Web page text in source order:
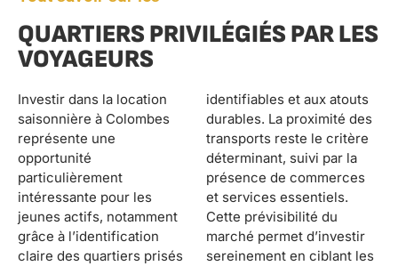
QUARTIERS PRIVILÉGIÉS PAR LES
VOYAGEURS
Investir dans la location
saisonnière à Colombes
représente une
opportunité
particulièrement
intéressante pour les
jeunes actifs, notamment
grâce à l’identification
claire des quartiers prisés
identifiables et aux atouts
durables. La proximité des
transports reste le critère
déterminant, suivi par la
présence de commerces
et services essentiels.
Cette prévisibilité du
marché permet d’investir
sereinement en ciblant les